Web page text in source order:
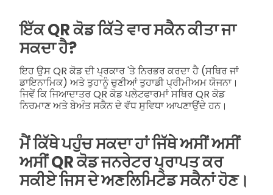
ਇੱਕ QR ਕੋਡ ਕਿੱਤੇ ਵਾਰ ਸਕੈਨ ਕੀਤਾ ਜਾ
ਸਕਦਾ ਹੈ?
ਇਹ ਉਸ QR ਕੋਡ ਦੀ ਪ੍ਰਕਾਰ 'ਤੇ ਨਿਰਭਰ ਕਰਦਾ ਹੈ (ਸਥਿਰ ਜਾਂ
ਡਾਇਨਾਮਿਕ) ਅਤੇ ਤੁਹਾਨੂੰ ਚੁਣੀਆਂ ਤੁਹਾਡੀ ਪ੍ਰੀਮੀਅਮ ਯੋਜਨਾ।
ਜਿਵੇਂ ਕਿ ਜਿਆਦਾਤਰ QR ਕੋਡ ਪਲੇਟਫਾਰਮਾਂ ਸਥਿਰ QR ਕੋਡ
ਨਿਰਮਾਣ ਅਤੇ ਬੇਅੰਤ ਸਕੈਨ ਦੇ ਵੱਧ ਸੁਵਿਧਾ ਆਪਣਾਉਂਦੇ ਹਨ।
ਮੈਂ ਕਿੱਥੇ ਪਹੁੰਚ ਸਕਦਾ ਹਾਂ ਜਿੱਥੇ ਅਸੀਂ ਅਸੀਂ
ਅਸੀਂ QR ਕੋਡ ਜਨਰੇਟਰ ਪ੍ਰਾਪਤ ਕਰ
ਸਕੀਏ ਜਿਸ ਦੇ ਅਣਲਿਮਿਟੇਡ ਸਕੈਨਾਂ ਹੋਣ।